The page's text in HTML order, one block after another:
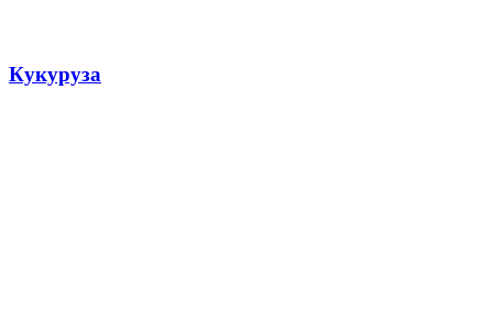
Кукуруза